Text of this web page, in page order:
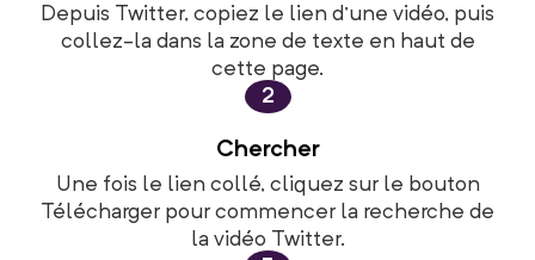
Depuis Twitter, copiez le lien d'une vidéo, puis
collez-la dans la zone de texte en haut de
cette page.
2
Chercher
Une fois le lien collé, cliquez sur le bouton
Télécharger pour commencer la recherche de
la vidéo Twitter.